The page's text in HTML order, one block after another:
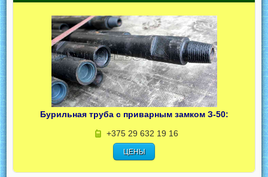
Бурильная труба с приварным замком З-50:
+375 29 632 19 16
ЦЕНЫ